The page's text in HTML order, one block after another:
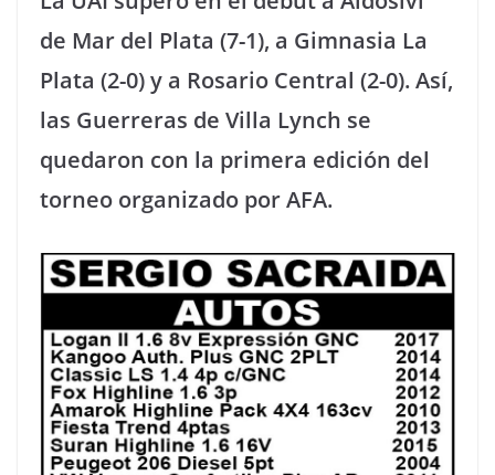
de Mar del Plata (7-1), a Gimnasia La
Plata (2-0) y a Rosario Central (2-0). Así,
las Guerreras de Villa Lynch se
quedaron con la primera edición del
torneo organizado por AFA.